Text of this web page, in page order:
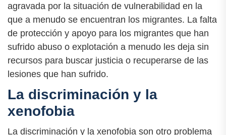
agravada por la situación de vulnerabilidad en la
que a menudo se encuentran los migrantes. La falta
de protección y apoyo para los migrantes que han
sufrido abuso o explotación a menudo les deja sin
recursos para buscar justicia o recuperarse de las
lesiones que han sufrido.
La discriminación y la
xenofobia
La discriminación y la xenofobia son otro problema